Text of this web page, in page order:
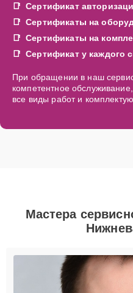
Сертификат
Сертификаты на
Сертификаты на
Сертификат у каждого
При обращении в наш
компетентное
все виды работ и
Мастера